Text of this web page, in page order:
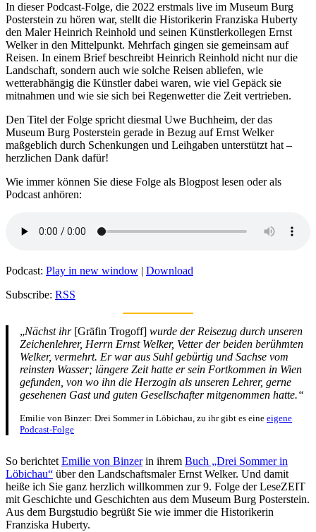
In dieser Podcast-Folge, die 2022 erstmals live im Museum Burg
Posterstein zu hören war, stellt die Historikerin Franziska Huberty
den Maler Heinrich Reinhold und seinen Künstlerkollegen Ernst
Welker in den Mittelpunkt. Mehrfach gingen sie gemeinsam auf
Reisen. In einem Brief beschreibt Heinrich Reinhold nicht nur die
Landschaft, sondern auch wie solche Reisen abliefen, wie
wetterabhängig die Künstler dabei waren, wie viel Gepäck sie
mitnahmen und wie sie sich bei Regenwetter die Zeit vertrieben.
Den Titel der Folge spricht diesmal Uwe Buchheim, der das
Museum Burg Posterstein gerade in Bezug auf Ernst Welker
maßgeblich durch Schenkungen und Leihgaben unterstützt hat –
herzlichen Dank dafür!
Wie immer können Sie diese Folge als Blogpost lesen oder als
Podcast anhören:
Podcast: Play in new window
Download
Subscribe: RSS
„Nächst ihr[Gräfin Trogoff] wurde der Reisezug durch unseren
Zeichenlehrer, Herrn Ernst Welker, Vetter der beiden berühmten
Welker, vermehrt. Er war aus Suhl gebürtig und Sachse vom
reinsten Wasser; längere Zeit hatte er sein Fortkommen in Wien
gefunden, von wo ihn die Herzogin als unseren Lehrer, gerne
gesehenen Gast und guten Gesellschafter mitgenommen hatte.“
Emilie von Binzer: Drei Sommer in Löbichau, zu ihr gibt es eine eigene
Podcast-Folge
So berichtetEmilie von Binzerin ihrem Buch „Drei Sommer in
Löbichau“ über den Landschaftsmaler Ernst Welker. Und damit
heiße ich Sie ganz herzlich willkommen zur 9. Folge der LeseZEIT
mit Geschichte und Geschichten aus dem Museum Burg Posterstein.
Aus dem Burgstudio begrüßt Sie wie immer die Historikerin
Franziska Huberty.